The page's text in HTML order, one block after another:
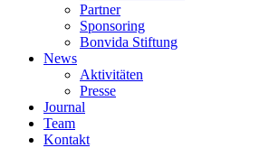
Partner
Sponsoring
Bonvida Stiftung
News
Aktivitäten
Presse
Journal
Team
Kontakt